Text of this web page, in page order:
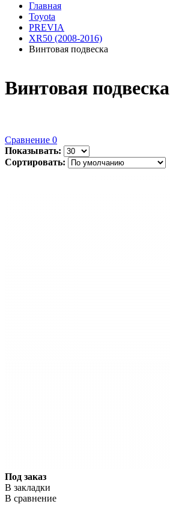
Главная
Toyota
PREVIA
XR50 (2008-2016)
Винтовая подвеска
Винтовая подвеска
Сравнение 0
Показывать:
Сортировать:
Под заказ
В закладки
В сравнение